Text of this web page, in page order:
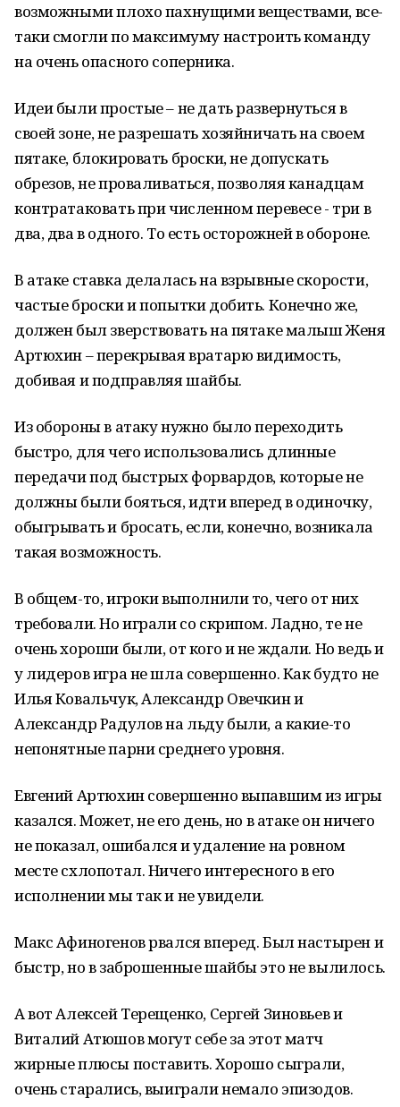
возможными плохо пахнущими веществами, все-
таки смогли по максимуму настроить команду
на очень опасного соперника.
Идеи были простые – не дать развернуться в
своей зоне, не разрешать хозяйничать на своем
пятаке, блокировать броски, не допускать
обрезов, не проваливаться, позволяя канадцам
контратаковать при численном перевесе - три в
два, два в одного. То есть осторожней в обороне.
В атаке ставка делалась на взрывные скорости,
частые броски и попытки добить. Конечно же,
должен был зверствовать на пятаке малыш Женя
Артюхин – перекрывая вратарю видимость,
добивая и подправляя шайбы.
Из обороны в атаку нужно было переходить
быстро, для чего использовались длинные
передачи под быстрых форвардов, которые не
должны были бояться, идти вперед в одиночку,
обыгрывать и бросать, если, конечно, возникала
такая возможность.
В общем-то, игроки выполнили то, чего от них
требовали. Но играли со скрипом. Ладно, те не
очень хороши были, от кого и не ждали. Но ведь и
у лидеров игра не шла совершенно. Как будто не
Илья Ковальчук, Александр Овечкин и
Александр Радулов на льду были, а какие-то
непонятные парни среднего уровня.
Евгений Артюхин совершенно выпавшим из игры
казался. Может, не его день, но в атаке он ничего
не показал, ошибался и удаление на ровном
месте схлопотал. Ничего интересного в его
исполнении мы так и не увидели.
Макс Афиногенов рвался вперед. Был настырен и
быстр, но в заброшенные шайбы это не вылилось.
А вот Алексей Терещенко, Сергей Зиновьев и
Виталий Атюшов могут себе за этот матч
жирные плюсы поставить. Хорошо сыграли,
очень старались, выиграли немало эпизодов.